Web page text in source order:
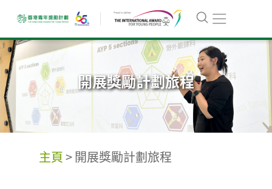
開展獎勵計劃旅程
主頁>開展獎勵計劃旅程